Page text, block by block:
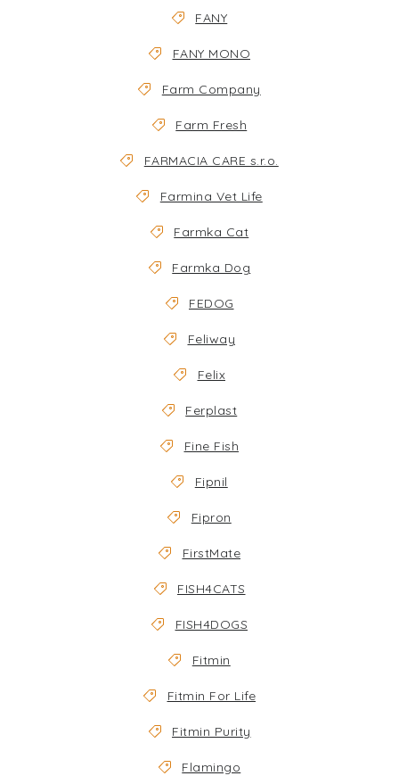
FANY
FANY MONO
Farm Company
Farm Fresh
FARMACIA CARE s.r.o.
Farmina Vet Life
Farmka Cat
Farmka Dog
FEDOG
Feliway
Felix
Ferplast
Fine Fish
Fipnil
Fipron
FirstMate
FISH4CATS
FISH4DOGS
Fitmin
Fitmin For Life
Fitmin Purity
Flamingo